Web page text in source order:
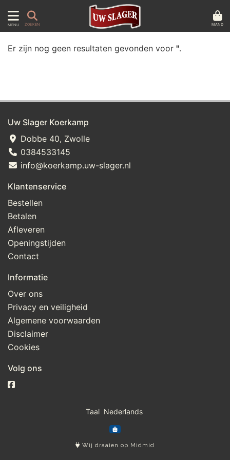
MENU ZOEKEN MAND
Er zijn nog geen resultaten gevonden voor ''.
Uw Slager Koerkamp
Dobbe 40, Zwolle
0384533145
info@koerkamp.uw-slager.nl
Klantenservice
Bestellen
Betalen
Afleveren
Openingstijden
Contact
Informatie
Over ons
Privacy en veiligheid
Algemene voorwaarden
Disclaimer
Cookies
Volg ons
Taal
Wij draaien op Midmid